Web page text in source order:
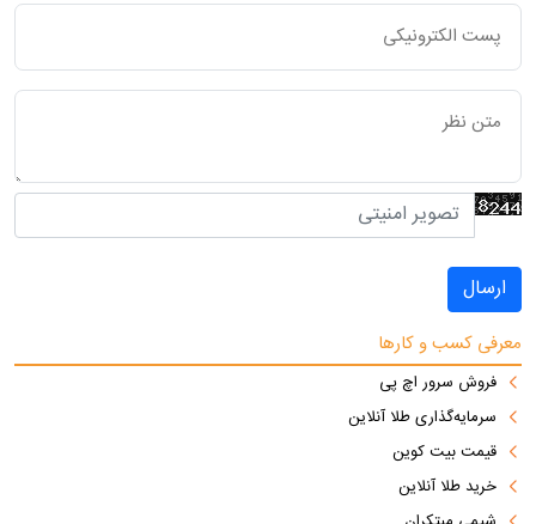
ارسال
معرفی کسب و کارها
فروش سرور اچ پی
سرمایه‌گذاری طلا آنلاین
قیمت بیت کوین
خرید طلا آنلاین